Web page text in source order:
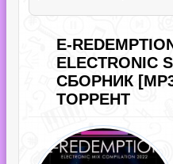
E-
ELECTRONIC
СБОРНИК
ТОРРЕНТ